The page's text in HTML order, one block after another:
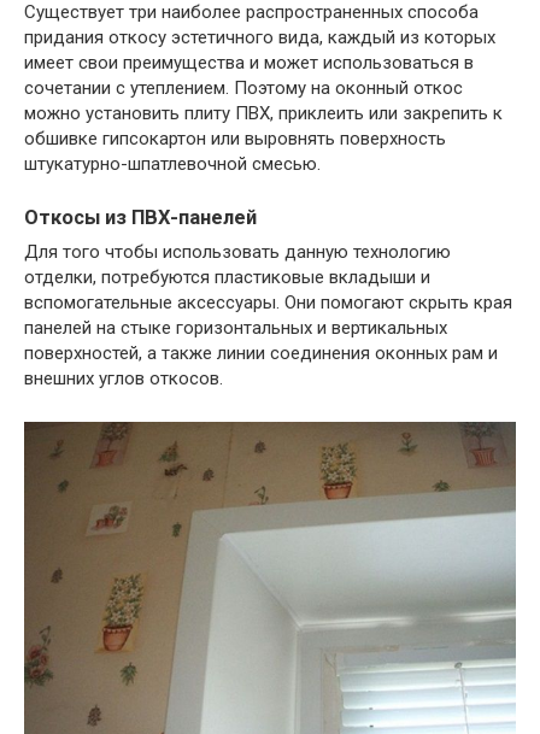
Существует три наиболее распространенных способа
придания откосу эстетичного вида, каждый из которых
имеет свои преимущества и может использоваться в
сочетании с утеплением. Поэтому на оконный откос
можно установить плиту ПВХ, приклеить или закрепить к
обшивке гипсокартон или выровнять поверхность
штукатурно-шпатлевочной смесью.
Откосы из ПВХ-панелей
Для того чтобы использовать данную технологию
отделки, потребуются пластиковые вкладыши и
вспомогательные аксессуары. Они помогают скрыть края
панелей на стыке горизонтальных и вертикальных
поверхностей, а также линии соединения оконных рам и
внешних углов откосов.